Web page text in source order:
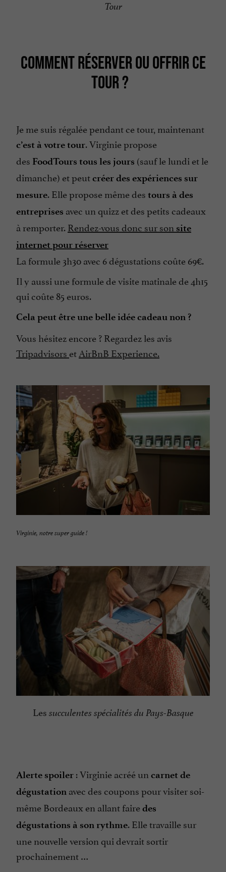
Tour
COMMENT RÉSERVER OU OFFRIR CE
TOUR ?
Je me suis régalée pendant ce tour, maintenant
c’est à votre tour. Virginie propose
des FoodTours tous les jours (sauf le lundi et le
dimanche) et peutcréer des expériences sur
mesure. Elle propose même des tours à des
entreprises avec un quizz et des petits cadeaux
à remporter.Rendez-vous donc sur son site
internet pour réserver
La formule 3h30 avec 6 dégustations coûte 69€.
Il y aussi une formule de visite matinale de 4h15
qui coûte 85 euros.
Cela peut être une belle idée cadeau non ?
Vous hésitez encore ? Regardez les avis
Tripadvisors et AirBnB Experience.
Virginie, notre super guide !
Les succulentes spécialités du Pays-Basque
Alerte spoiler : Virginie acréé un carnet de
dégustation avec des coupons pour visiter soi-
même Bordeaux en allant fairedes
dégustations à son rythme. Elle travaille sur
une nouvelle version qui devrait sortir
prochainement …